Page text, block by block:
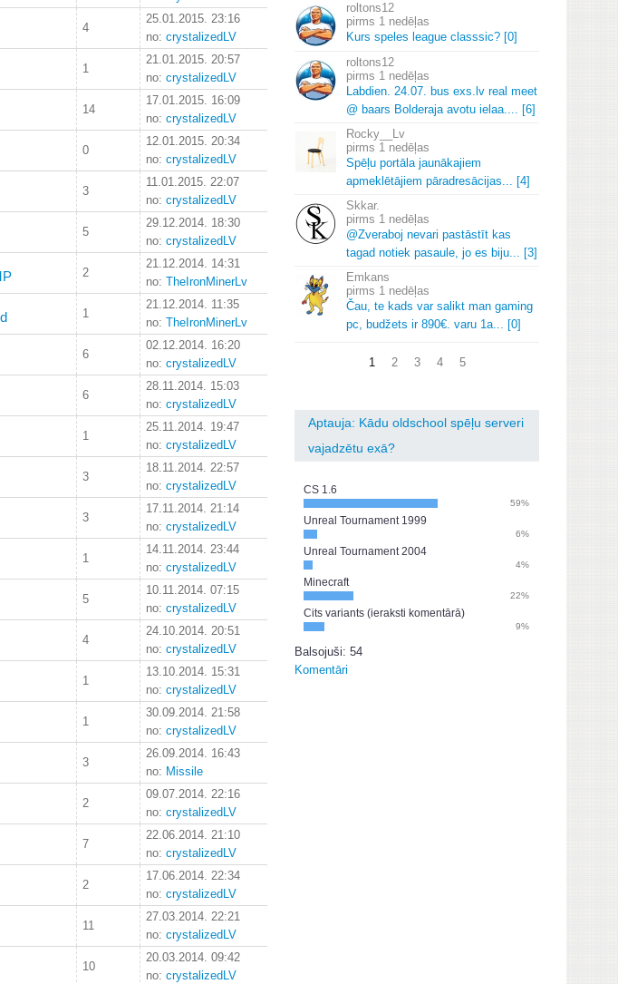
4
25.01.2015. 23:16
no: crystalizedLV
1
21.01.2015. 20:57
no: crystalizedLV
14
17.01.2015. 16:09
no: crystalizedLV
0
12.01.2015. 20:34
no: crystalizedLV
3
11.01.2015. 22:07
no: crystalizedLV
5
29.12.2014. 18:30
no: crystalizedLV
2
21.12.2014. 14:31
no: TheIronMinerLv
1
21.12.2014. 11:35
no: TheIronMinerLv
6
02.12.2014. 16:20
no: crystalizedLV
6
28.11.2014. 15:03
no: crystalizedLV
1
25.11.2014. 19:47
no: crystalizedLV
3
18.11.2014. 22:57
no: crystalizedLV
3
17.11.2014. 21:14
no: crystalizedLV
1
14.11.2014. 23:44
no: crystalizedLV
5
10.11.2014. 07:15
no: crystalizedLV
4
24.10.2014. 20:51
no: crystalizedLV
1
13.10.2014. 15:31
no: crystalizedLV
1
30.09.2014. 21:58
no: crystalizedLV
3
26.09.2014. 16:43
no: Missile
2
09.07.2014. 22:16
no: crystalizedLV
7
22.06.2014. 21:10
no: crystalizedLV
2
17.06.2014. 22:34
no: crystalizedLV
11
27.03.2014. 22:21
no: crystalizedLV
10
20.03.2014. 09:42
no: crystalizedLV
roltons12
1 nedēļas
Kurs speles league classsic? [0]
roltons12
1 nedēļas
Labdien. 24.07. bus exs. lv real meet
@ baars Bolderaja avotu ielaa.... [6]
Rocky__Lv
1 nedēļas
Spēļu portāla jaunākajiem
apmeklētājiem pāradresācijas... [4]
Skkar.
1 nedēļas
@Zveraboj nevari pastāstīt kas
tagad notiek pasaule, jo es biju... [3]
Emkans
1 nedēļas
Čau, te kads var salikt man gaming
pc, budžets ir 890€. varu 1a... [0]
1 2 3 4 5
Aptauja: Kādu oldschool spēļu serveri
vajadzētu exā?
CS 1.6
59%
Unreal Tournament 1999
6%
Unreal Tournament 2004
4%
Minecraft
22%
Cits variants (ieraksti komentārā)
9%
Balsojuši: 54
Komentāri